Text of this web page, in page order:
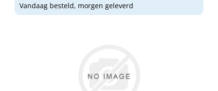
Vandaag besteld, morgen geleverd